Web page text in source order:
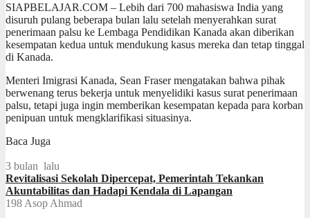
SIAPBELAJAR.COM – Lebih dari 700 mahasiswa India yang
disuruh pulang beberapa bulan lalu setelah menyerahkan surat
penerimaan palsu ke Lembaga Pendidikan Kanada akan diberikan
kesempatan kedua untuk mendukung kasus mereka dan tetap tinggal
di Kanada.
Menteri Imigrasi Kanada, Sean Fraser mengatakan bahwa pihak
berwenang terus bekerja untuk menyelidiki kasus surat penerimaan
palsu, tetapi juga ingin memberikan kesempatan kepada para korban
penipuan untuk mengklarifikasi situasinya.
Baca Juga
3 bulan lalu
Revitalisasi Sekolah Dipercepat, Pemerintah Tekankan
Akuntabilitas dan Hadapi Kendala di Lapangan
198 Asop Ahmad